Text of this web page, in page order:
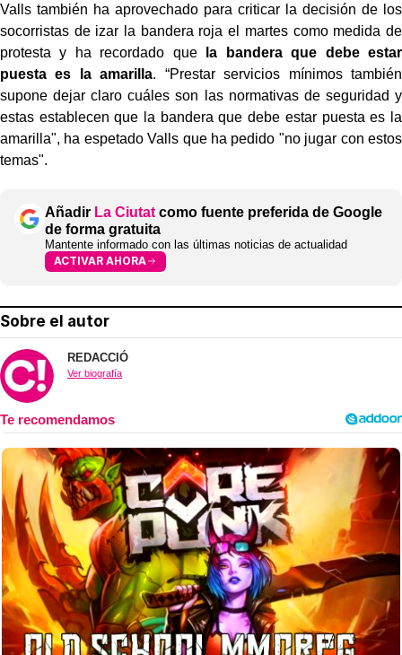
Valls también ha aprovechado para criticar la decisión de los
socorristas de izar la bandera roja el martes como medida de
protesta y ha recordado que
la bandera que debe estar
puesta es la amarilla. “Prestar servicios mínimos también
supone dejar claro cuáles son las normativas de seguridad y
estas establecen que la bandera que debe estar puesta es la
amarilla", ha espetado Valls que ha pedido "no jugar con estos
temas".
Añadir La Ciutat como fuente preferida de Google
de forma gratuita
Mantente informado con las últimas noticias de actualidad
ACTIVAR AHORA
Sobre el autor
REDACCIÓ
Ver biografía